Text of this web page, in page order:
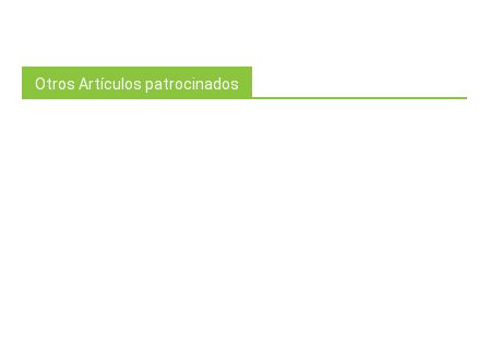
Otros Artículos patrocinados